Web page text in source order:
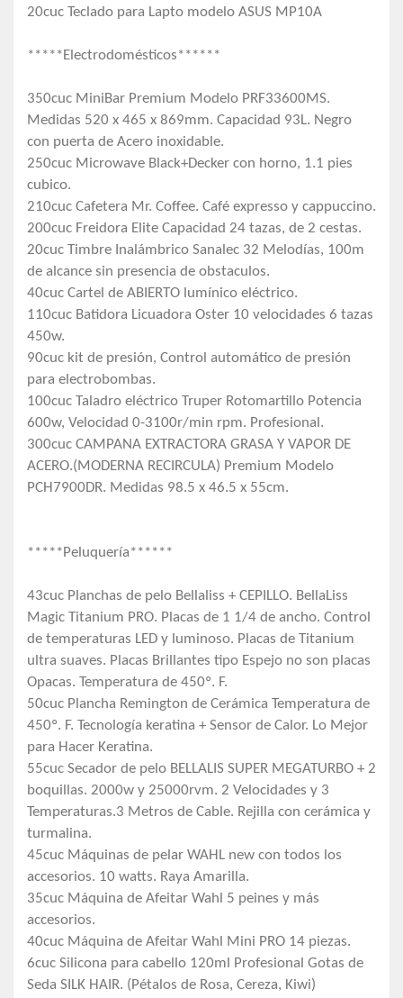
20cuc Teclado para Lapto modelo ASUS MP10A
*****Electrodomésticos******
350cuc MiniBar Premium Modelo PRF33600MS.
Medidas 520 x 465 x 869mm. Capacidad 93L. Negro
con puerta de Acero inoxidable.
250cuc Microwave Black+Decker con horno, 1.1 pies
cubico.
210cuc Cafetera Mr. Coffee. Café expresso y cappuccino.
200cuc Freidora Elite Capacidad 24 tazas, de 2 cestas.
20cuc Timbre Inalámbrico Sanalec 32 Melodías, 100m
de alcance sin presencia de obstaculos.
40cuc Cartel de ABIERTO lumínico eléctrico.
110cuc Batidora Licuadora Oster 10 velocidades 6 tazas
450w.
90cuc kit de presión, Control automático de presión
para electrobombas.
100cuc Taladro eléctrico Truper Rotomartillo Potencia
600w, Velocidad 0-3100r/min rpm. Profesional.
300cuc CAMPANA EXTRACTORA GRASA Y VAPOR DE
ACERO.(MODERNA RECIRCULA) Premium Modelo
PCH7900DR. Medidas 98.5 x 46.5 x 55cm.
*****Peluquería******
43cuc Planchas de pelo Bellaliss + CEPILLO. BellaLiss
Magic Titanium PRO. Placas de 1 1/4 de ancho. Control
de temperaturas LED y luminoso. Placas de Titanium
ultra suaves. Placas Brillantes tipo Espejo no son placas
Opacas. Temperatura de 450º. F.
50cuc Plancha Remington de Cerámica Temperatura de
450º. F. Tecnología keratina + Sensor de Calor. Lo Mejor
para Hacer Keratina.
55cuc Secador de pelo BELLALIS SUPER MEGATURBO + 2
boquillas. 2000w y 25000rvm. 2 Velocidades y 3
Temperaturas.3 Metros de Cable. Rejilla con cerámica y
turmalina.
45cuc Máquinas de pelar WAHL new con todos los
accesorios. 10 watts. Raya Amarilla.
35cuc Máquina de Afeitar Wahl 5 peines y más
accesorios.
40cuc Máquina de Afeitar Wahl Mini PRO 14 piezas.
6cuc Silicona para cabello 120ml Profesional Gotas de
Seda SILK HAIR. (Pétalos de Rosa, Cereza, Kiwi)